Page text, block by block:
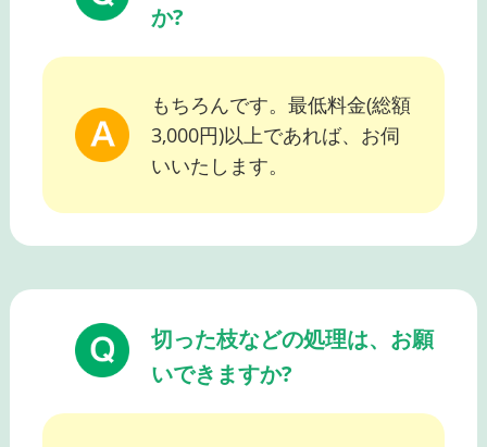
か?
もちろんです。最低料金(総額
3,000円)以上であれば、お伺
いいたします。
切った枝などの処理は、お願
いできますか?